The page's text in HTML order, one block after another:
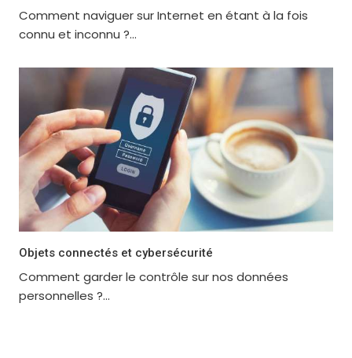
Comment naviguer sur Internet en étant à la fois
connu et inconnu ?...
Objets connectés et cybersécurité
Comment garder le contrôle sur nos données
personnelles ?...